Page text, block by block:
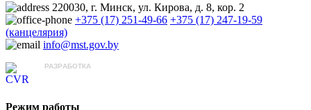
220030, г. Минск, ул. Кирова, д. 8, кор. 2
+375 (17) 251-49-66 +375 (17) 247-19-59
(канцелярия)
info@mst.gov.by
РАЗРАБОТКА
Режим работы